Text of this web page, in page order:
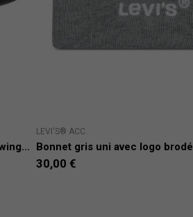
LEVI'S® ACC.
Bonnet gris uni avec logo brodé
30,00 €